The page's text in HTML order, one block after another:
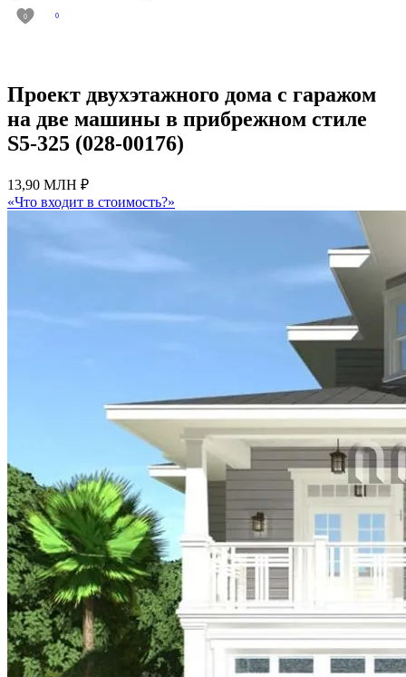
0 0
Проект двухэтажного дома с гаражом
на две машины в прибрежном стиле
S5-325 (028-00176)
13,90 МЛН ₽
«Что входит в стоимость?»